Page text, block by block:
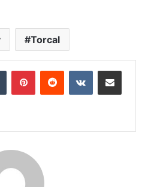
Torcal
Tumblr PinterestReddit VKontakteE-Posta ile paylaş